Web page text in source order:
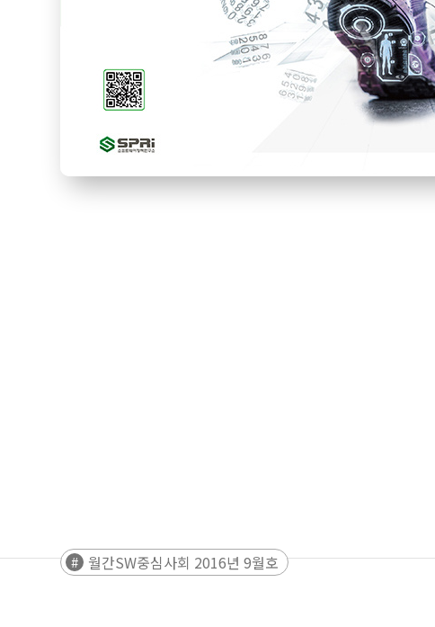
월간SW중심사회 2016년 9월호